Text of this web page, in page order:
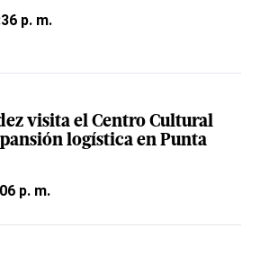
p. m.
visita el Centro Cultural
logística en Punta
p. m.